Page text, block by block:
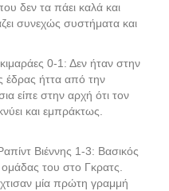
δεν τα πάει καλά και
συνεχώς συστήματα και
0-1: Δεν ήταν στην
έδρας ήττα από την
είπε στην αρχή ότι τον
και εμπράκτως.
Βιέννης 1-3: Βασικός
ομάδας του στο Γκρατς.
μία πρώτη γραμμή